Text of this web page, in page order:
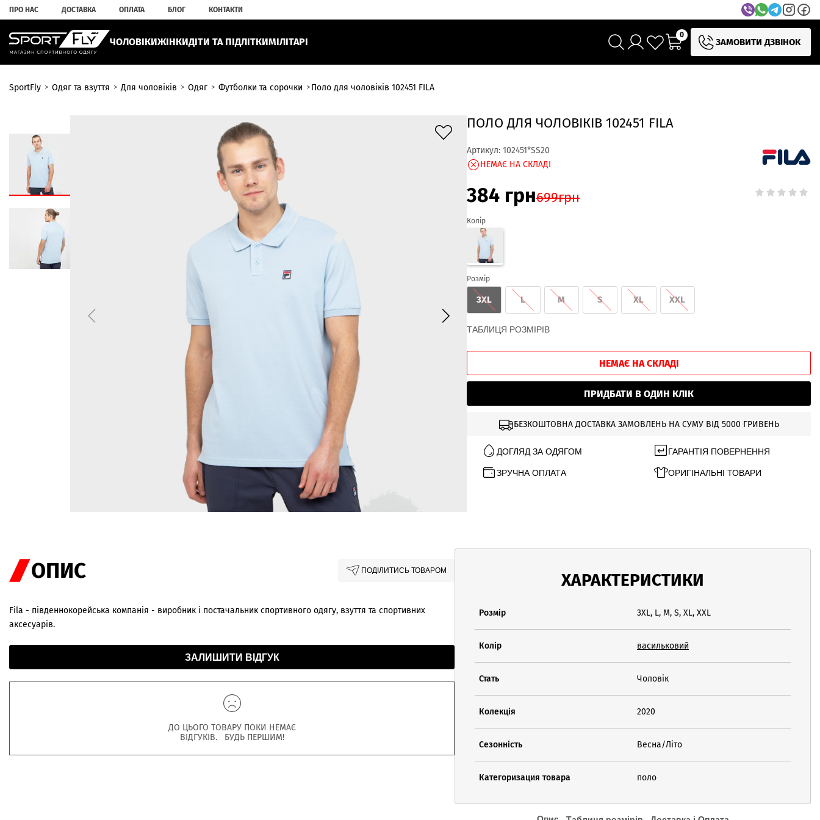
ПРО НАС ДОСТАВКА ОПЛАТА БЛОГ КОНТАКТИ
ЧОЛОВІКИЖІНКИДІТИ ТА ПІДЛІТКИМІЛІТАРІ
0
ЗАМОВИТИ ДЗВІНОК
SportFly Одяг та взуття Для чоловіків Одяг Футболки та сорочки Поло для чоловіків 102451 FILA
ПОЛО ДЛЯ ЧОЛОВІКІВ 102451 FILA
Артикул: 102451*SS20
НЕМАЄ НА СКЛАДІ
384 грн699грн
Колір
Розмір
3XL L M S XL XXL
ТАБЛИЦЯ РОЗМІРІВ
НЕМАЄ НА СКЛАДІ
ПРИДБАТИ В ОДИН КЛІК
БЕЗКОШТОВНА ДОСТАВКА ЗАМОВЛЕНЬ НА СУМУ ВІД 5000 ГРИВЕНЬ
ДОГЛЯД ЗА ОДЯГОМ ГАРАНТІЯ ПОВЕРНЕННЯ
ЗРУЧНА ОПЛАТА ОРИГІНАЛЬНІ ТОВАРИ
ОПИС ПОДІЛИТИСЬ ТОВАРОМ
Fila - південнокорейська компанія - виробник і постачальник спортивного одягу, взуття та спортивних
аксесуарів.
ЗАЛИШИТИ ВІДГУК
ДО ЦЬОГО ТОВАРУ ПОКИ НЕМАЄ
ВІДГУКІВ. БУДЬ ПЕРШИМ!
ХАРАКТЕРИСТИКИ
Розмір 3XL, L, M, S, XL, XXL
Колір васильковий
Стать Чоловік
Колекція 2020
Сезонність Весна/Літо
Категоризация товара поло